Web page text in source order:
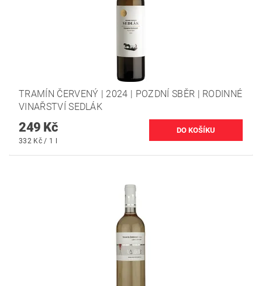
TRAMÍN ČERVENÝ | 2024 | POZDNÍ SBĚR | RODINNÉ
VINAŘSTVÍ SEDLÁK
249 Kč
332 Kč / 1 l